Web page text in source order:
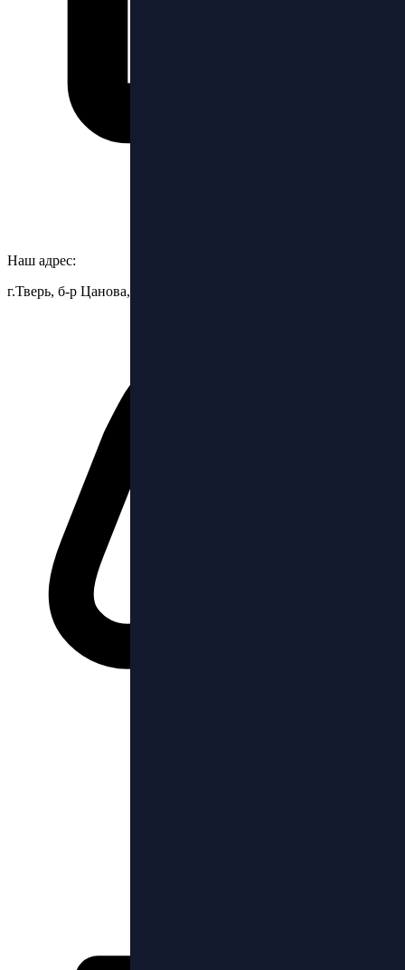
Наш адрес:
г.Тверь, б-р Цанова, 6.стр.3, ТЦ Бульвар, 2 этаж